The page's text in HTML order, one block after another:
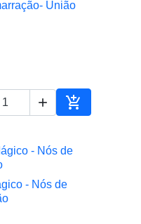
 Vista rápida
União
 
Adicionar ao
 Vista rápida
- Nós de